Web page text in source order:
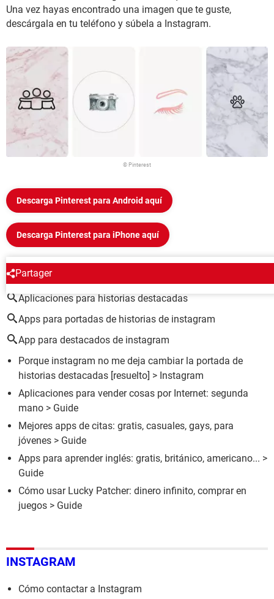
Una vez hayas encontrado una imagen que te guste,
descárgala en tu teléfono y súbela a Instagram.
© Pinterest
Descarga Pinterest para Android aquí
Descarga Pinterest para iPhone aquí
Partager
ALREDEDOR DEL MISMO TEMA
Aplicaciones para historias destacadas
Apps para portadas de historias de instagram
App para destacados de instagram
Porque instagram no me deja cambiar la portada de
historias destacadas [resuelto] > Instagram
Aplicaciones para vender cosas por Internet: segunda
mano > Guide
Mejores apps de citas: gratis, casuales, gays, para
jóvenes > Guide
Apps para aprender inglés: gratis, británico, americano... >
Guide
Cómo usar Lucky Patcher: dinero infinito, comprar en
juegos > Guide
INSTAGRAM
Cómo contactar a Instagram